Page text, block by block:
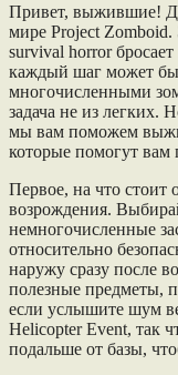
Привет, выжившие!
мире Project
survival horror
каждый шаг может
многочисленными
задача не из легких.
мы вам поможем
которые помогут вам
Первое, на что стоит
возрождения.
немногочисленные
относительно
наружу сразу после
полезные предметы,
если услышите шум
Helicopter Event, так
подальше от базы,